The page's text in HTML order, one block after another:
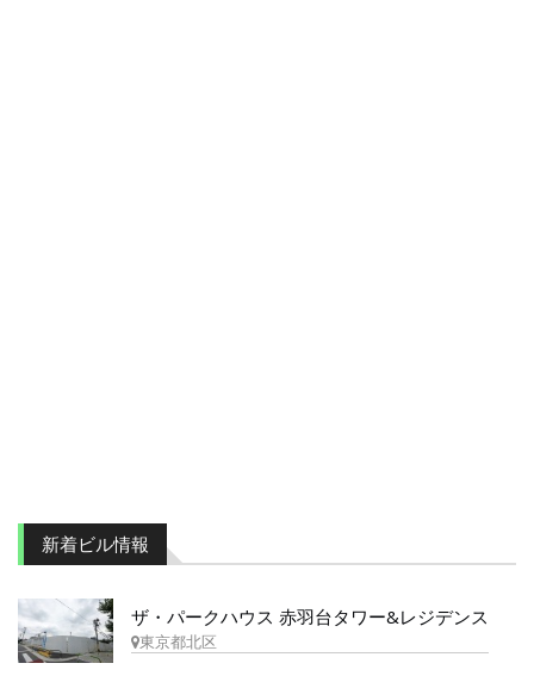
新着ビル情報
ザ・パークハウス 赤羽台タワー&レジデンス
東京都北区